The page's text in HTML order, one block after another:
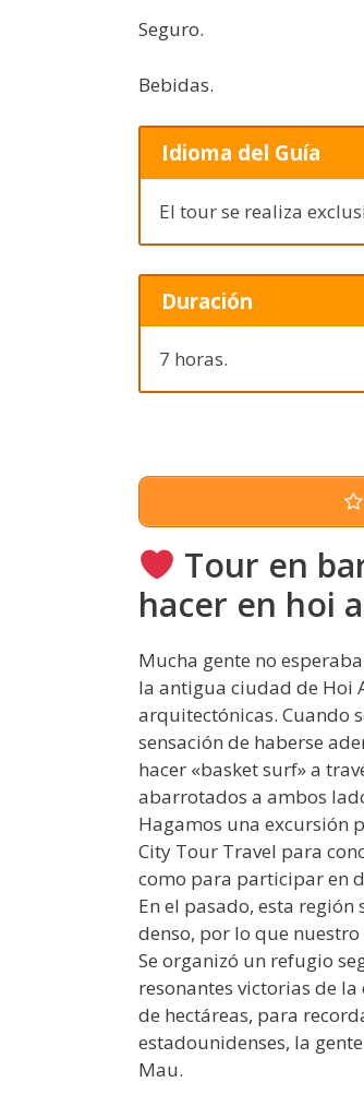
Seguro.
Bebidas.
Idioma del Guía
El tour se realiza
Duración
7 horas.
Tour en
hacer en hoi
Mucha gente no
la antigua ciudad de Hoi
arquitectónicas. Cuando
sensación de haberse
hacer «basket surf» a
abarrotados a ambos
Hagamos una excursión
City Tour Travel para
como para participar en
En el pasado, esta
denso, por lo que
Se organizó un refugio
resonantes victorias de
de hectáreas, para
estadounidenses, la
Mau.